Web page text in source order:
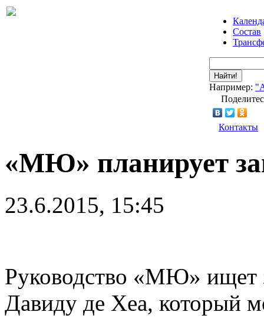
Состав
Найти!
Например:
Контакты
«МЮ» планирует
23.6.2015, 15:45
Руководство «МЮ» ищет
Давиду де Хеа, который